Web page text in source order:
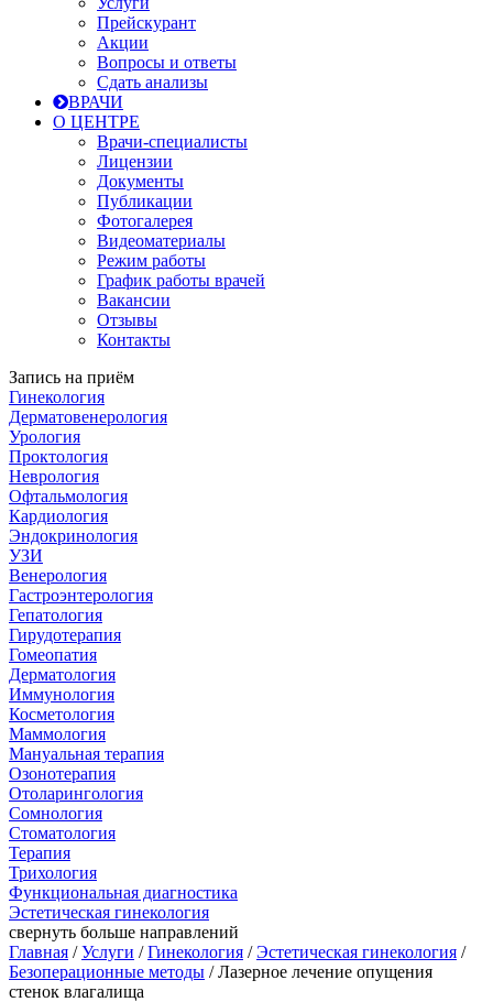
Прейскурант
Акции
Вопросы и ответы
Сдать анализы
ВРАЧИ
О ЦЕНТРЕ
Врачи-специалисты
Лицензии
Документы
Публикации
Фотогалерея
Видеоматериалы
Режим работы
График работы врачей
Вакансии
Отзывы
Контакты
Запись на приём
Гинекология
Дерматовенерология
Урология
Проктология
Неврология
Офтальмология
Кардиология
Эндокринология
УЗИ
Венерология
Гастроэнтерология
Гепатология
Гирудотерапия
Гомеопатия
Дерматология
Иммунология
Косметология
Маммология
Мануальная терапия
Озонотерапия
Отоларингология
Сомнология
Стоматология
Терапия
Трихология
Функциональная диагностика
Эстетическая гинекология
свернуть больше направлений
Главная /Услуги /Гинекология /Эстетическая гинекология /
Безоперационные методы / Лазерное лечение опущения
стенок влагалища